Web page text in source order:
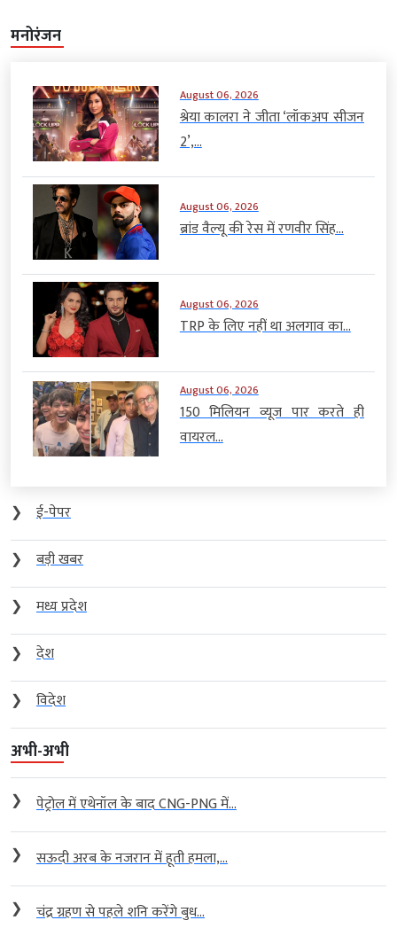
मनोरंजन
August 06, 2026
श्रेया कालरा ने जीता ‘लॉकअप सीजन
2’,...
August 06, 2026
ब्रांड वैल्यू की रेस में रणवीर सिंह...
August 06, 2026
TRP के लिए नहीं था अलगाव का...
August 06, 2026
150 मिलियन व्यूज पार करते ही
वायरल...
❯
ई-पेपर
❯
बड़ी खबर
❯
मध्य प्रदेश
❯
देश
❯
विदेश
अभी-अभी
❯ पेट्रोल में एथेनॉल के बाद CNG-PNG में...
❯ सऊदी अरब के नजरान में हूती हमला,...
❯ चंद्र ग्रहण से पहले शनि करेंगे बुध...